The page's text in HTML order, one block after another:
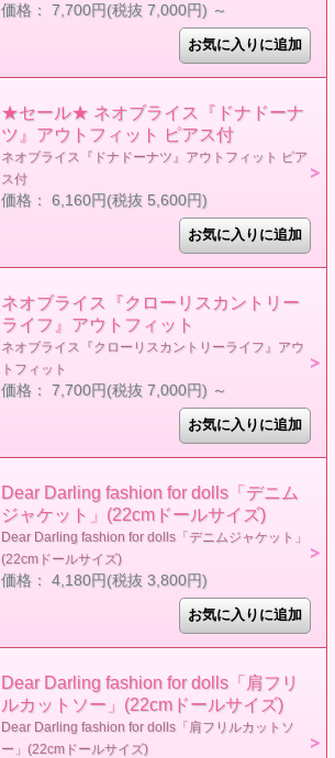
価格： 7,700円(税抜 7,000円) ～
★セール★ ネオブライス『ドナドーナ
ツ』アウトフィット ピアス付
ネオブライス『ドナドーナツ』アウトフィット ピア
ス付
価格： 6,160円(税抜 5,600円)
ネオブライス『クローリスカントリー
ライフ』アウトフィット
ネオブライス『クローリスカントリーライフ』アウ
トフィット
価格： 7,700円(税抜 7,000円) ～
Dear Darling fashion for dolls「デニム
ジャケット」(22cmドールサイズ)
Dear Darling fashion for dolls「デニムジャケット」
(22cmドールサイズ)
価格： 4,180円(税抜 3,800円)
Dear Darling fashion for dolls「肩フリ
ルカットソー」(22cmドールサイズ)
Dear Darling fashion for dolls「肩フリルカットソ
ー」(22cmドールサイズ)